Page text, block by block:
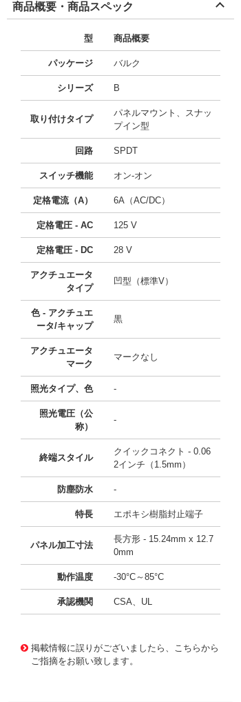
商品概要・商品スペック
型 商品概要
パッケージ バルク
シリーズ B
取り付けタイプ
パネルマウント、スナッ
プイン型
回路 SPDT
スイッチ機能 オン-オン
定格電流（A） 6A（AC/DC）
定格電圧 - AC 125 V
定格電圧 - DC 28 V
アクチュエータ
タイプ
凹型（標準V）
色 - アクチュエ
ータ/キャップ
黒
アクチュエータ
マーク
マークなし
照光タイプ、色 -
照光電圧（公
称）
-
終端スタイル
クイックコネクト - 0.06
2インチ（1.5mm）
防塵防水 -
特長 エポキシ樹脂封止端子
パネル加工寸法
長方形 - 15.24mm x 12.7
0mm
動作温度 -30°C～85°C
承認機関 CSA、UL
掲載情報に誤りがございましたら、こちらから
ご指摘をお願い致します。